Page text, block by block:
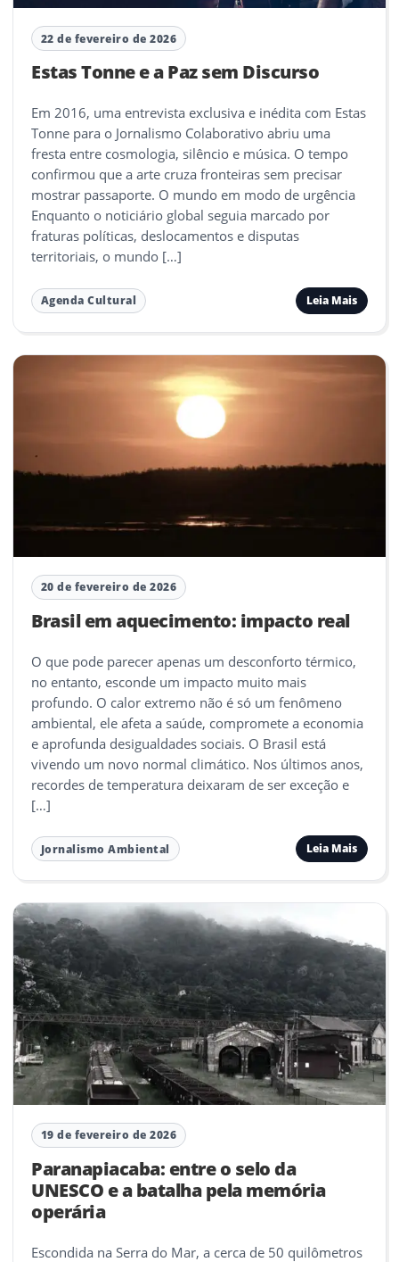
22 de fevereiro de 2026
Estas Tonne e a Paz sem Discurso
Em 2016, uma entrevista exclusiva e inédita com Estas
Tonne para o Jornalismo Colaborativo abriu uma
fresta entre cosmologia, silêncio e música. O tempo
confirmou que a arte cruza fronteiras sem precisar
mostrar passaporte. O mundo em modo de urgência
Enquanto o noticiário global seguia marcado por
fraturas políticas, deslocamentos e disputas
territoriais, o mundo […]
Agenda Cultural Leia Mais
20 de fevereiro de 2026
Brasil em aquecimento: impacto real
O que pode parecer apenas um desconforto térmico,
no entanto, esconde um impacto muito mais
profundo. O calor extremo não é só um fenômeno
ambiental, ele afeta a saúde, compromete a economia
e aprofunda desigualdades sociais. O Brasil está
vivendo um novo normal climático. Nos últimos anos,
recordes de temperatura deixaram de ser exceção e
[…]
Jornalismo Ambiental Leia Mais
19 de fevereiro de 2026
Paranapiacaba: entre o selo da
UNESCO e a batalha pela memória
operária
Escondida na Serra do Mar, a cerca de 50 quilômetros